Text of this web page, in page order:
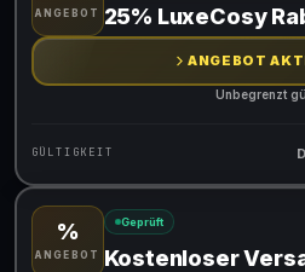
ANGEBOT 25% LuxeCosy
ANGEBOT
Unbegrenzt
GÜLTIGKEIT
Gültig für teilnehmende Produkte
%
ANGEBOT
Geprüft
Kostenloser